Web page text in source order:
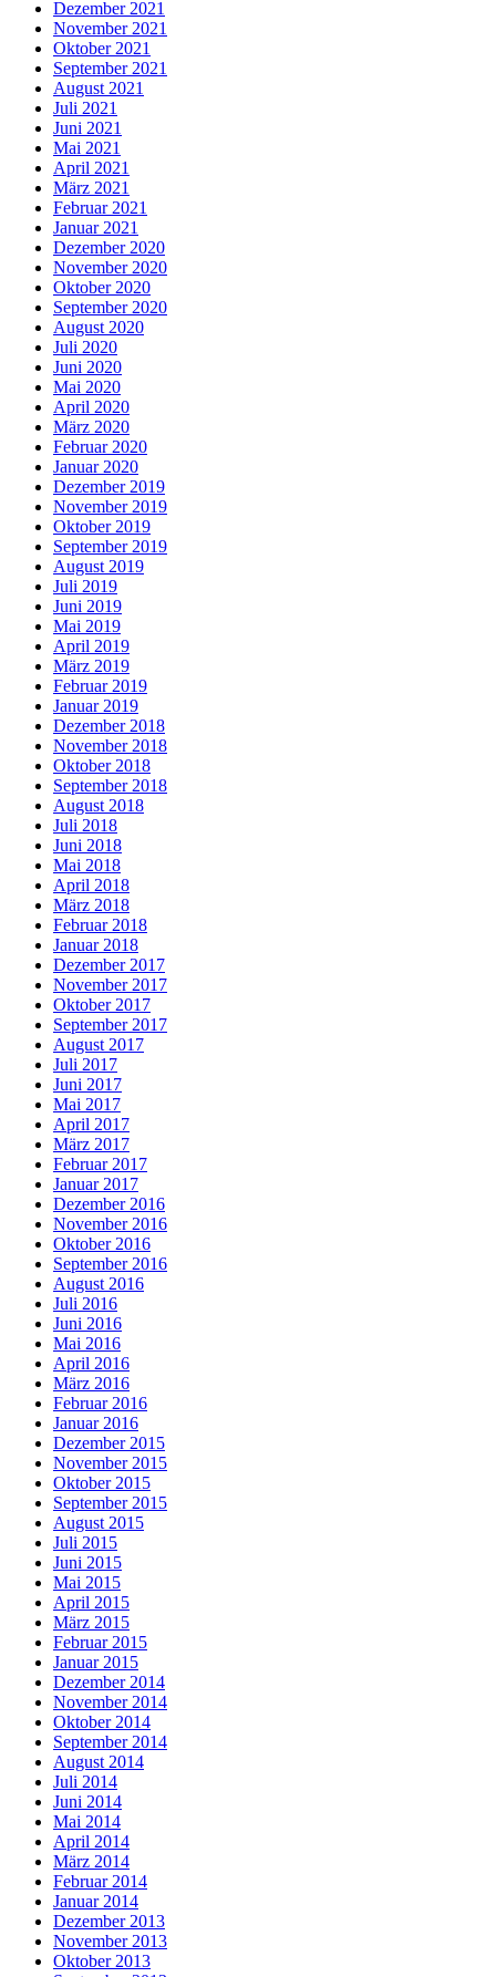
Dezember 2021
November 2021
Oktober 2021
September 2021
August 2021
Juli 2021
Juni 2021
Mai 2021
April 2021
März 2021
Februar 2021
Januar 2021
Dezember 2020
November 2020
Oktober 2020
September 2020
August 2020
Juli 2020
Juni 2020
Mai 2020
April 2020
März 2020
Februar 2020
Januar 2020
Dezember 2019
November 2019
Oktober 2019
September 2019
August 2019
Juli 2019
Juni 2019
Mai 2019
April 2019
März 2019
Februar 2019
Januar 2019
Dezember 2018
November 2018
Oktober 2018
September 2018
August 2018
Juli 2018
Juni 2018
Mai 2018
April 2018
März 2018
Februar 2018
Januar 2018
Dezember 2017
November 2017
Oktober 2017
September 2017
August 2017
Juli 2017
Juni 2017
Mai 2017
April 2017
März 2017
Februar 2017
Januar 2017
Dezember 2016
November 2016
Oktober 2016
September 2016
August 2016
Juli 2016
Juni 2016
Mai 2016
April 2016
März 2016
Februar 2016
Januar 2016
Dezember 2015
November 2015
Oktober 2015
September 2015
August 2015
Juli 2015
Juni 2015
Mai 2015
April 2015
März 2015
Februar 2015
Januar 2015
Dezember 2014
November 2014
Oktober 2014
September 2014
August 2014
Juli 2014
Juni 2014
Mai 2014
April 2014
März 2014
Februar 2014
Januar 2014
Dezember 2013
November 2013
Oktober 2013